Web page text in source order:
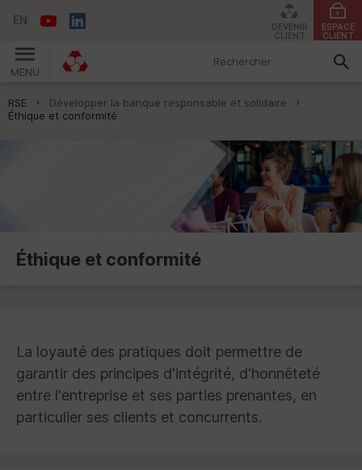
EN
DEVENIR
CLIENT
ESPACE
CLIENT
MENU
Vous êtes ici:
RSE
Développer la banque responsable et solidaire
Éthique et conformité
Éthique et conformité
La loyauté des pratiques doit permettre de
garantir des principes d'intégrité, d'honnêteté
entre l'entreprise et ses parties prenantes, en
particulier ses clients et concurrents.